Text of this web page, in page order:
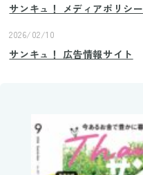
サンキュ！ メディアポリシー
2026/02/10
サンキュ！ 広告情報サイト